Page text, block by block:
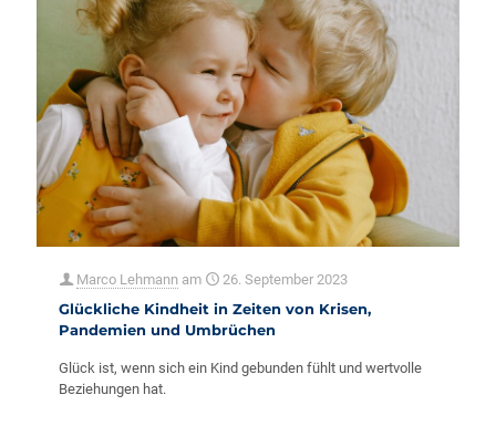
Marco Lehmann am 26. September 2023
Glückliche Kindheit in Zeiten von Krisen,
Pandemien und Umbrüchen
Glück ist, wenn sich ein Kind gebunden fühlt und wertvolle
Beziehungen hat.